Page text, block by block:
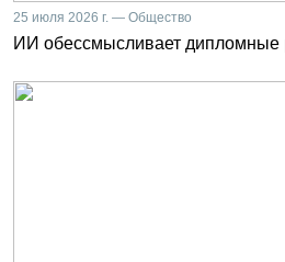
25 июля 2026 г. — Общество
ИИ обессмысливает дипломные